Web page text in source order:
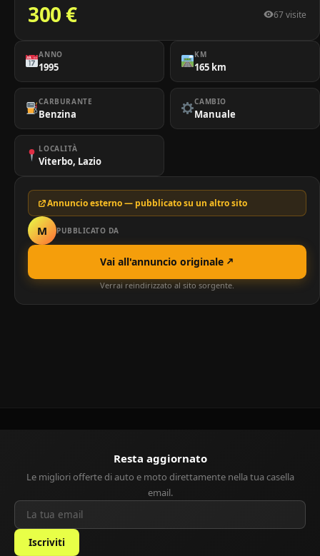
300 € 67 visite
ANNO
1995
KM
165 km
CARBURANTE
Benzina
CAMBIO
Manuale
LOCALITÀ
Viterbo, Lazio
Annuncio esterno — pubblicato su un altro sito
M PUBBLICATO DA
Vai all'annuncio originale
Verrai reindirizzato al sito sorgente.
Resta aggiornato
Le migliori offerte di auto e moto direttamente nella tua casella
email.
Iscriviti